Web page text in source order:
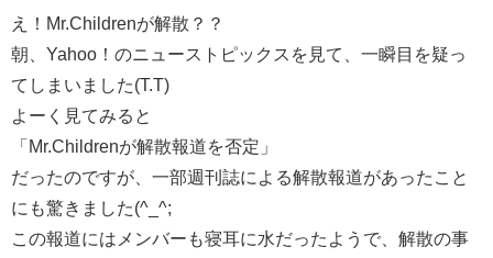
え！Mr.Childrenが解散？？
朝、Yahoo！のニューストピックスを見て、一瞬目を疑っ
てしまいました(T.T)
よーく見てみると
「Mr.Childrenが解散報道を否定」
だったのですが、一部週刊誌による解散報道があったこと
にも驚きました(^_^;
この報道にはメンバーも寝耳に水だったようで、解散の事